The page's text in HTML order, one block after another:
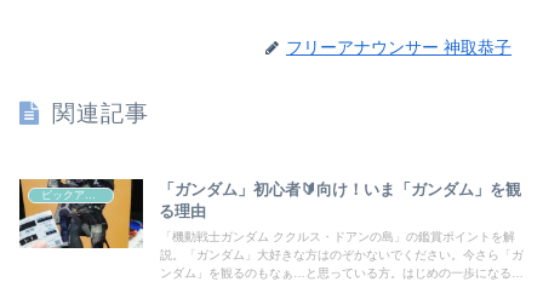
フリーアナウンサー 神取恭子
関連記事
ピックアップシネマ
「ガンダム」初心者🔰向け！いま「ガンダム」を観
る理由
「機動戦士ガンダム ククルス・ドアンの島」の鑑賞ポイントを解
説。「ガンダム」大好きな方はのぞかないでください。今さら「ガ
ンダム」を観るのもなぁ…と思っている方。はじめの一歩になるか